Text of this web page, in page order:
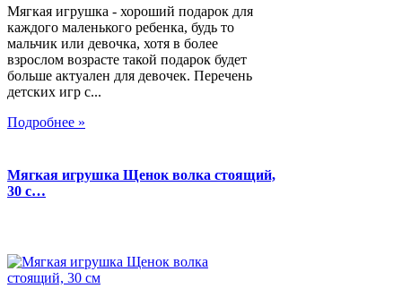
Мягкая игрушка - хороший подарок для
каждого маленького ребенка, будь то
мальчик или девочка, хотя в более
взрослом возрасте такой подарок будет
больше актуален для девочек. Перечень
детских игр с...
Подробнее »
Мягкая игрушка Щенок волка стоящий,
30 с…